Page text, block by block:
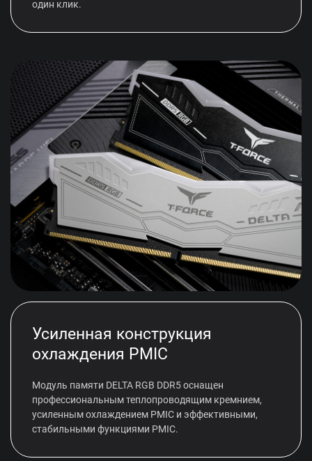
один клик.
Усиленная конструкция
охлаждения PMIC
Модуль памяти DELTA RGB DDR5 оснащен
профессиональным теплопроводящим кремнием,
усиленным охлаждением PMIC и эффективными,
стабильными функциями PMIC.